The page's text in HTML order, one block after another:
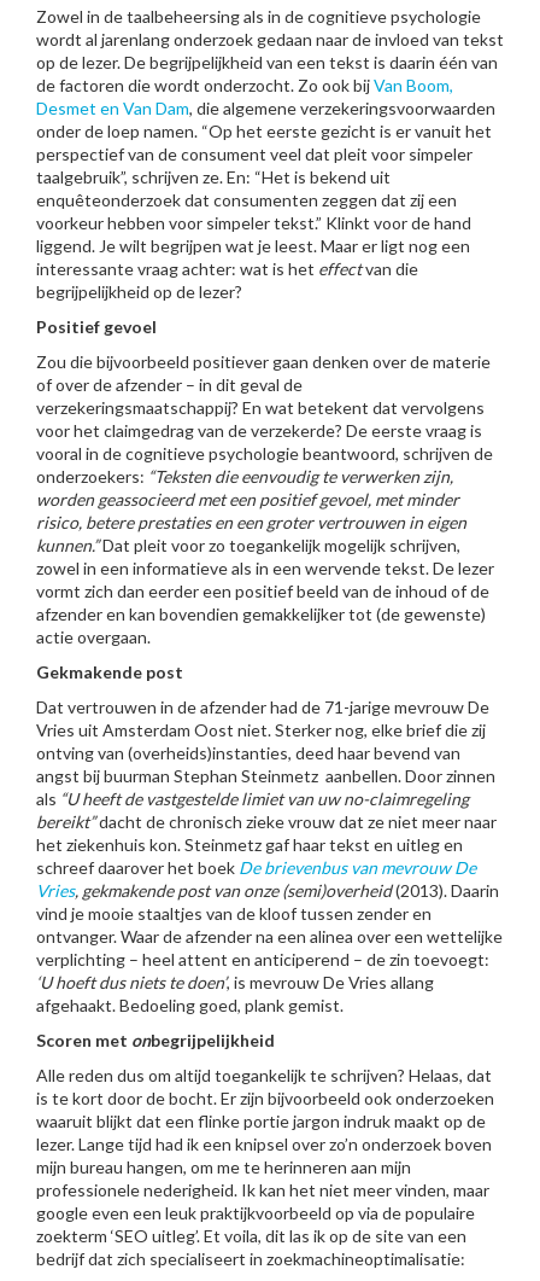
Zowel in de taalbeheersing als in de cognitieve psychologie
wordt al jarenlang onderzoek gedaan naar de invloed van tekst
op de lezer. De begrijpelijkheid van een tekst is daarin één van
de factoren die wordt onderzocht. Zo ook bijVan Boom,
Desmet en Van Dam, die algemene verzekeringsvoorwaarden
onder de loep namen. “Op het eerste gezicht is er vanuit het
perspectief van de consument veel dat pleit voor simpeler
taalgebruik”, schrijven ze. En: “Het is bekend uit
enquêteonderzoek dat consumenten zeggen dat zij een
voorkeur hebben voor simpeler tekst.” Klinkt voor de hand
liggend. Je wilt begrijpen wat je leest. Maar er ligt nog een
interessante vraag achter: wat is het effectvan die
begrijpelijkheid op de lezer?
Positief gevoel
Zou die bijvoorbeeld positiever gaan denken over de materie
of over de afzender – in dit geval de
verzekeringsmaatschappij? En wat betekent dat vervolgens
voor het claimgedrag van de verzekerde? De eerste vraag is
vooral in de cognitieve psychologie beantwoord, schrijven de
onderzoekers: “Teksten die eenvoudig te verwerken zijn,
worden geassocieerd met een positief gevoel, met minder
risico, betere prestaties en een groter vertrouwen in eigen
kunnen.”Dat pleit voor zo toegankelijk mogelijk schrijven,
zowel in een informatieve als in een wervende tekst. De lezer
vormt zich dan eerder een positief beeld van de inhoud of de
afzender en kan bovendien gemakkelijker tot (de gewenste)
actie overgaan.
Gekmakende post
Dat vertrouwen in de afzender had de 71-jarige mevrouw De
Vries uit Amsterdam Oost niet. Sterker nog, elke brief die zij
ontving van (overheids)instanties, deed haar bevend van
angst bij buurman Stephan Steinmetz aanbellen. Door zinnen
als “U heeft de vastgestelde limiet van uw no-claimregeling
bereikt”dacht de chronisch zieke vrouw dat ze niet meer naar
het ziekenhuis kon. Steinmetz gaf haar tekst en uitleg en
schreef daarover het boek De brievenbus van mevrouw De
Vries, gekmakende post van onze (semi)overheid(2013). Daarin
vind je mooie staaltjes van de kloof tussen zender en
ontvanger. Waar de afzender na een alinea over een wettelijke
verplichting – heel attent en anticiperend – de zin toevoegt:
‘U hoeft dus niets te doen’, is mevrouw De Vries allang
afgehaakt. Bedoeling goed, plank gemist.
Scoren met onbegrijpelijkheid
Alle reden dus om altijd toegankelijk te schrijven? Helaas, dat
is te kort door de bocht. Er zijn bijvoorbeeld ook onderzoeken
waaruit blijkt dat een flinke portie jargon indruk maakt op de
lezer. Lange tijd had ik een knipsel over zo’n onderzoek boven
mijn bureau hangen, om me te herinneren aan mijn
professionele nederigheid. Ik kan het niet meer vinden, maar
google even een leuk praktijkvoorbeeld op via de populaire
zoekterm ‘SEO uitleg’. Et voila, dit las ik op de site van een
bedrijf dat zich specialiseert in zoekmachineoptimalisatie: